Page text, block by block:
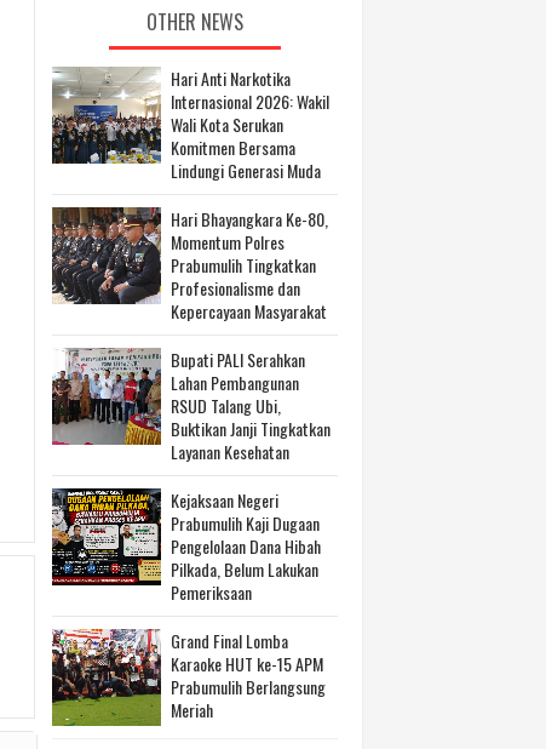
OTHER NEWS
Hari Anti Narkotika
Internasional 2026: Wakil
Wali Kota Serukan
Komitmen Bersama
Lindungi Generasi Muda
Hari Bhayangkara Ke-80,
Momentum Polres
Prabumulih Tingkatkan
Profesionalisme dan
Kepercayaan Masyarakat
Bupati PALI Serahkan
Lahan Pembangunan
RSUD Talang Ubi,
Buktikan Janji Tingkatkan
Layanan Kesehatan
Kejaksaan Negeri
Prabumulih Kaji Dugaan
Pengelolaan Dana Hibah
Pilkada, Belum Lakukan
Pemeriksaan
Grand Final Lomba
Karaoke HUT ke-15 APM
Prabumulih Berlangsung
Meriah